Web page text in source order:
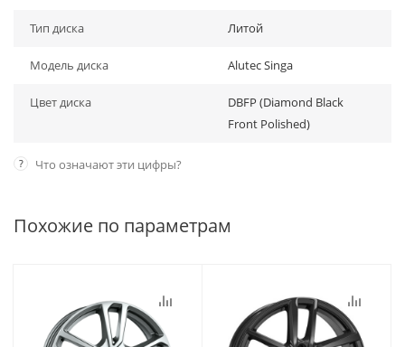
Тип диска Литой
Модель диска Alutec Singa
Цвет диска
DBFP (Diamond Black
Front Polished)
? Что означают эти цифры?
Похожие по параметрам